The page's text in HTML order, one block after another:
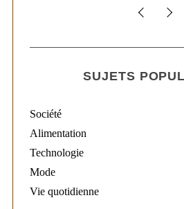
SUJETS
Société
Alimentation
Technologie
Mode
Vie quotidienne